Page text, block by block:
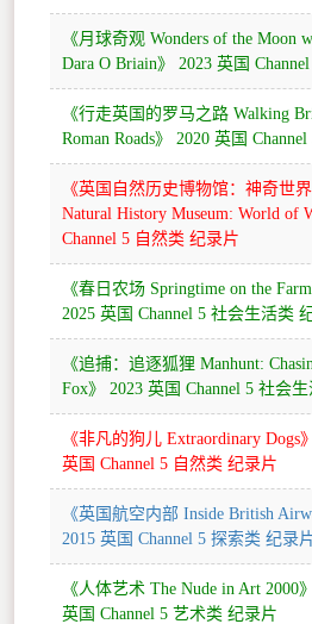
《月球奇观 Wonders of the Moon
Dara O Briain》 2023 英国
《行走英国的罗马之路 Walking
Roman Roads》 2020 英国
《英国自然历史博物馆：神奇世界
Natural History Museum: World of
Channel 5 自然类 纪录片
《春日农场 Springtime on the Farm
2025 英国 Channel 5 社会生活类
《追捕：追逐狐狸 Manhunt:
Fox》 2023 英国 Channel 5 社会
《非凡的狗儿 Extraordinary Dogs
英国 Channel 5 自然类 纪录片
《英国航空内部 Inside British
2015 英国 Channel 5 探索类 纪录
《人体艺术 The Nude in Art 2000
英国 Channel 5 艺术类 纪录片